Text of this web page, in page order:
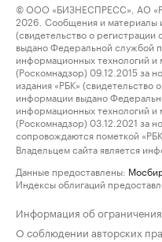
© ООО «БИЗНЕСПРЕСС», АО
2026. Сообщения и материалы
(свидетельство о
выдано Федеральной службой
информационных технологий и
(Роскомнадзор) 09.12.2015 за
издания «РБК» (свидетельство
информации выдано
информационных технологий и
(Роскомнадзор) 03.12.2021
сопровождаются пометкой
Владельцем сайта является
Данные предоставлены:
Индексы облигаций
Информация об
О соблюдении авторских